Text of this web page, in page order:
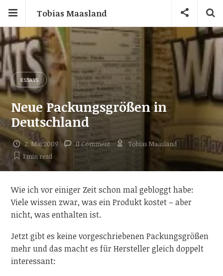
Tobias Maasland
ESSAYS
Neue Packungsgrößen in
Deutschland
2. Mai 2009 0 Comment
Tobias Maasland
1 minread
Wie ich vor einiger Zeit schon mal gebloggt habe:
Viele wissen zwar, was ein Produkt kostet – aber
nicht, was enthalten ist.
Jetzt gibt es keine vorgeschriebenen Packungsgrößen
mehr und das macht es für Hersteller gleich doppelt
interessant: